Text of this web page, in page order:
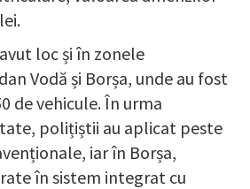
loc și în zonele
Vodă și Borșa, unde au fost
de vehicule. În urma
polițiștii au aplicat peste
iar în Borșa,
în sistem integrat cu